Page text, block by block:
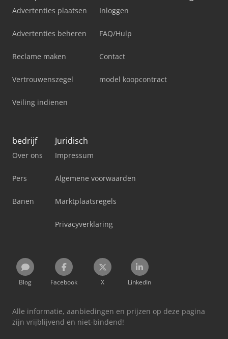
Advertenties plaatsen
Advertenties beheren
Reclame maken
Vertrouwenszegel
Veiling indienen
Inloggen
FAQ/Hulp
Contact
model koopcontract
bedrijf
Over ons
Pers
Banen
Juridisch
Impressum
Algemene voorwaarden
Marktplaatsregels
Privacyverklaring
Blog Facebook X LinkedIn
Alle informatie, aanbiedingen en prijzen op deze pagina
zijn vrijblijvend en niet-bindend!